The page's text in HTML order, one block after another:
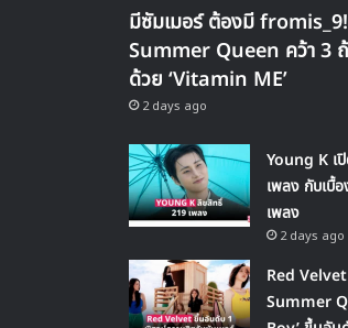
มีซัมเมอร์ ต้องมี
Summer Queen คว้า 3
ด้วย ‘Vitamin ME’
2 days ago
Young K เ
เพลง กับเบื้
เพลง
2 days ago
Red
Summer